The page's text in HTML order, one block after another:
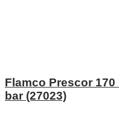
Flamco Prescor
bar (27023)